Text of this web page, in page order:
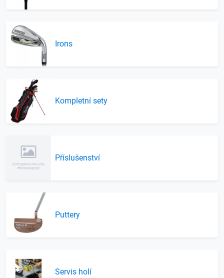
Irons
Kompletní sety
Příslušenství
Puttery
Servis holí